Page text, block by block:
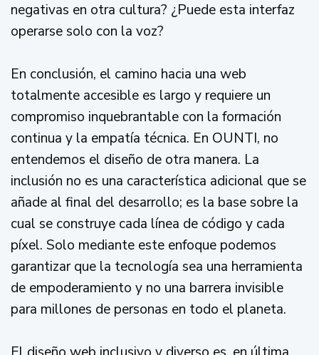
negativas en otra cultura? ¿Puede esta interfaz
operarse solo con la voz?
En conclusión, el camino hacia una web
totalmente accesible es largo y requiere un
compromiso inquebrantable con la formación
continua y la empatía técnica. En OUNTI, no
entendemos el diseño de otra manera. La
inclusión no es una característica adicional que se
añade al final del desarrollo; es la base sobre la
cual se construye cada línea de código y cada
píxel. Solo mediante este enfoque podemos
garantizar que la tecnología sea una herramienta
de empoderamiento y no una barrera invisible
para millones de personas en todo el planeta.